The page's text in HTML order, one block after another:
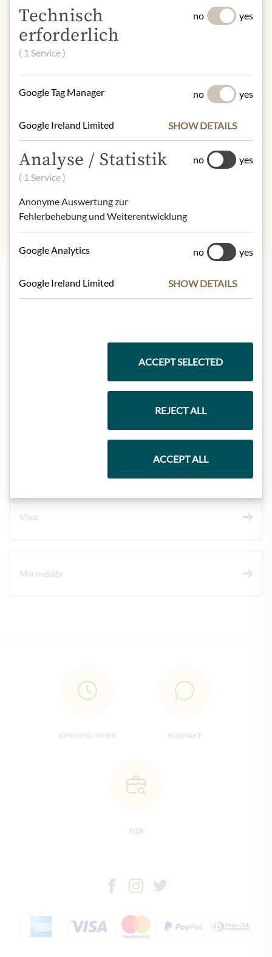
oyster shells, calm harmonious finish.
origin: Austria / Styria
alcohol content: 13,5%
contact: Weingut Erwin Sabathi
Produktdesign von der Abbildung
SLOŽENÍ A ALERGENY
Nejlepší z našeho sortimentu
Vína
Marmelády
OPENING TIMES KONTAKT
TISK
Technisch
erforderlich
( 1 Service )
no yes
Google Tag Manager no yes
Google Ireland Limited SHOW DETAILS
Analyse / Statistik
( 1 Service )
Anonyme Auswertung zur
Fehlerbehebung und Weiterentwicklung
no yes
Google Analytics no yes
Google Ireland Limited SHOW DETAILS
ACCEPT SELECTED
REJECT ALL
ACCEPT ALL